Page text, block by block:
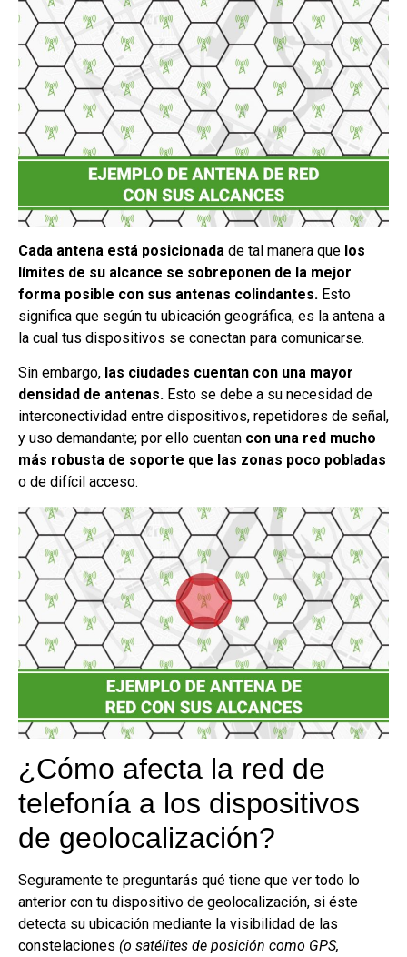
Cada antena está posicionada de tal manera que los
límites de su alcance se sobreponen de la mejor
forma posible con sus antenas colindantes. Esto
significa que según tu ubicación geográfica, es la antena a
la cual tus dispositivos se conectan para comunicarse.
Sin embargo, las ciudades cuentan con una mayor
densidad de antenas. Esto se debe a su necesidad de
interconectividad entre dispositivos, repetidores de señal,
y uso demandante; por ello cuentan con una red mucho
más robusta de soporte que las zonas poco pobladas
o de difícil acceso.
¿Cómo afecta la red de
telefonía a los dispositivos
de geolocalización?
Seguramente te preguntarás qué tiene que ver todo lo
anterior con tu dispositivo de geolocalización, si éste
detecta su ubicación mediante la visibilidad de las
constelaciones (o satélites de posición como GPS,